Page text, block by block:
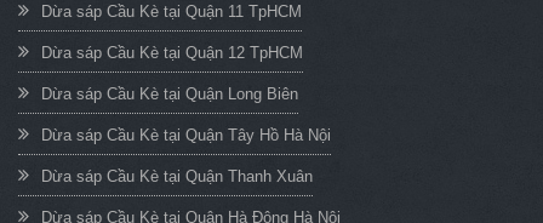
Dừa sáp Cầu Kè tại Quận 11 TpHCM
Dừa sáp Cầu Kè tại Quận 12 TpHCM
Dừa sáp Cầu Kè tại Quận Long Biên
Dừa sáp Cầu Kè tại Quận Tây Hồ Hà Nội
Dừa sáp Cầu Kè tại Quận Thanh Xuân
Dừa sáp Cầu Kè tại Quận Hà Đông Hà Nội